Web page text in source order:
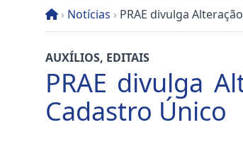
› Notícias › PRAE divulga
AUXÍLIOS, EDITAIS
PRAE divulga
Cadastro Único